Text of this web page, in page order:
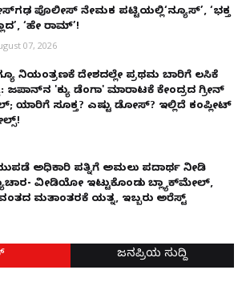
ಪೊಲೀಸ್ ನೇಮಕ ಪಟ್ಟಿಯಲ್ಲಿ‘ನ್ಯೂಸ್’, ‘ಭಕ್ತ
‘ಹೇ ರಾಮ್’!
07, 2026
ನಿಯಂತ್ರಣಕ್ಕೆ ದೇಶದಲ್ಲೇ ಪ್ರಥಮ ಬಾರಿಗೆ ಲಸಿಕೆ
ಜಪಾನ್‌ನ 'ಕ್ಯು ಡೆಂಗಾ' ಮಾರಾಟಕ್ಕೆ ಕೇಂದ್ರದ ಗ್ರೀನ್
ಯಾರಿಗೆ ಸೂಕ್ತ? ಎಷ್ಟು ಡೋಸ್? ಇಲ್ಲಿದೆ ಕಂಪ್ಲೀಟ್
ಅಧಿಕಾರಿ ಪತ್ನಿಗೆ ಅಮಲು ಪದಾರ್ಥ ನೀಡಿ
ವೀಡಿಯೋ ಇಟ್ಟುಕೊಂಡು ಬ್ಲ್ಯಾಕ್‌ಮೇಲ್,
ಮತಾಂತರಕ್ಕೆ ಯತ್ನ, ಇಬ್ಬರು ಅರೆಸ್ಟ್
ಜನಪ್ರಿಯ ಸುದ್ದಿ